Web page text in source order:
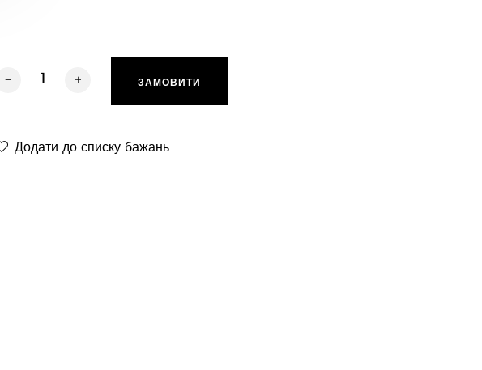
Скло для біокаміну Planika FLA3/FLA3+ 1490 мм кількість
ЗАМОВИТИ
Додати до списку бажань